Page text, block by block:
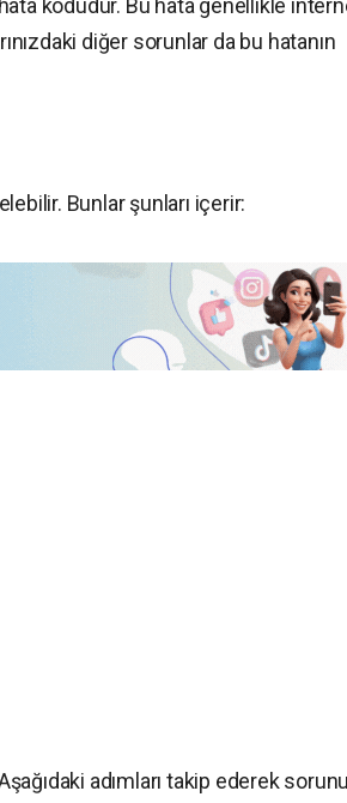
diğer sorunlar da bu hatanın
Bunlar şunları içerir:
adımları takip ederek